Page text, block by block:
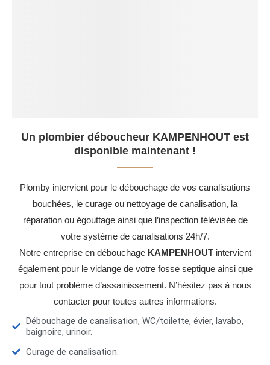
Un plombier déboucheur KAMPENHOUT est
disponible maintenant !
Plomby intervient pour le débouchage de vos canalisations
bouchées, le curage ou nettoyage de canalisation, la
réparation ou égouttage ainsi que l’inspection télévisée de
votre système de canalisations 24h/7.
Notre entreprise en débouchage KAMPENHOUTintervient
également pour le vidange de votre fosse septique ainsi que
pour tout problème d’assainissement. N’hésitez pas à nous
contacter pour toutes autres informations.
Débouchage de canalisation, WC/toilette, évier, lavabo,
baignoire, urinoir.
Curage de canalisation.